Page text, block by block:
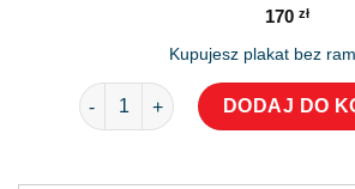
170 zł
Kupujesz plakat bez
ilość Plakat motywujący "Nie
DODAJ DO